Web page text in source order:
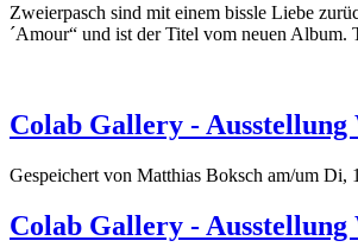
Zweierpasch sind mit einem bissle Liebe
´Amour“ und ist der Titel vom neuen Album.
Colab Gallery -
Gespeichert von Matthias Boksch am/um Di,
Colab Gallery -